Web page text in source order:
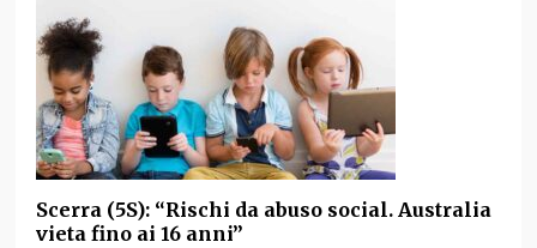
Scerra (5S): “Rischi da abuso social. Australia
vieta fino ai 16 anni”